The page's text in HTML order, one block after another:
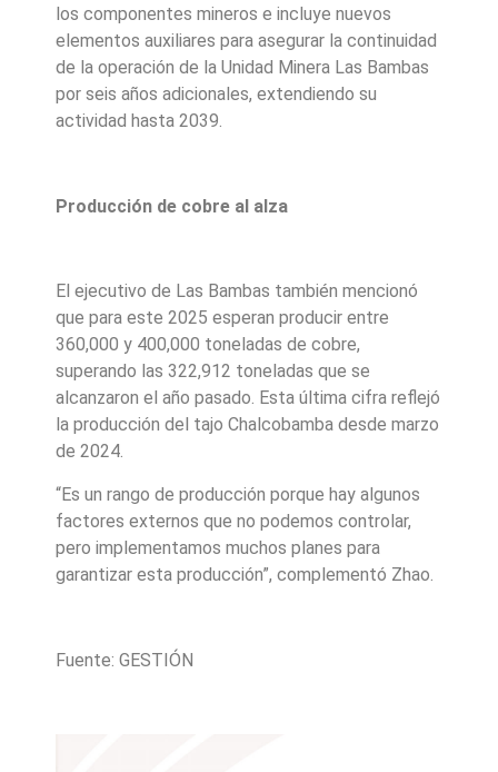
los componentes mineros e incluye nuevos
elementos auxiliares para asegurar la continuidad
de la operación de la Unidad Minera Las Bambas
por seis años adicionales, extendiendo su
actividad hasta 2039.
Producción de cobre al alza
El ejecutivo de Las Bambas también mencionó
que para este 2025 esperan producir entre
360,000 y 400,000 toneladas de cobre,
superando las 322,912 toneladas que se
alcanzaron el año pasado. Esta última cifra reflejó
la producción del tajo Chalcobamba desde marzo
de 2024.
“Es un rango de producción porque hay algunos
factores externos que no podemos controlar,
pero implementamos muchos planes para
garantizar esta producción”, complementó Zhao.
Fuente: GESTIÓN